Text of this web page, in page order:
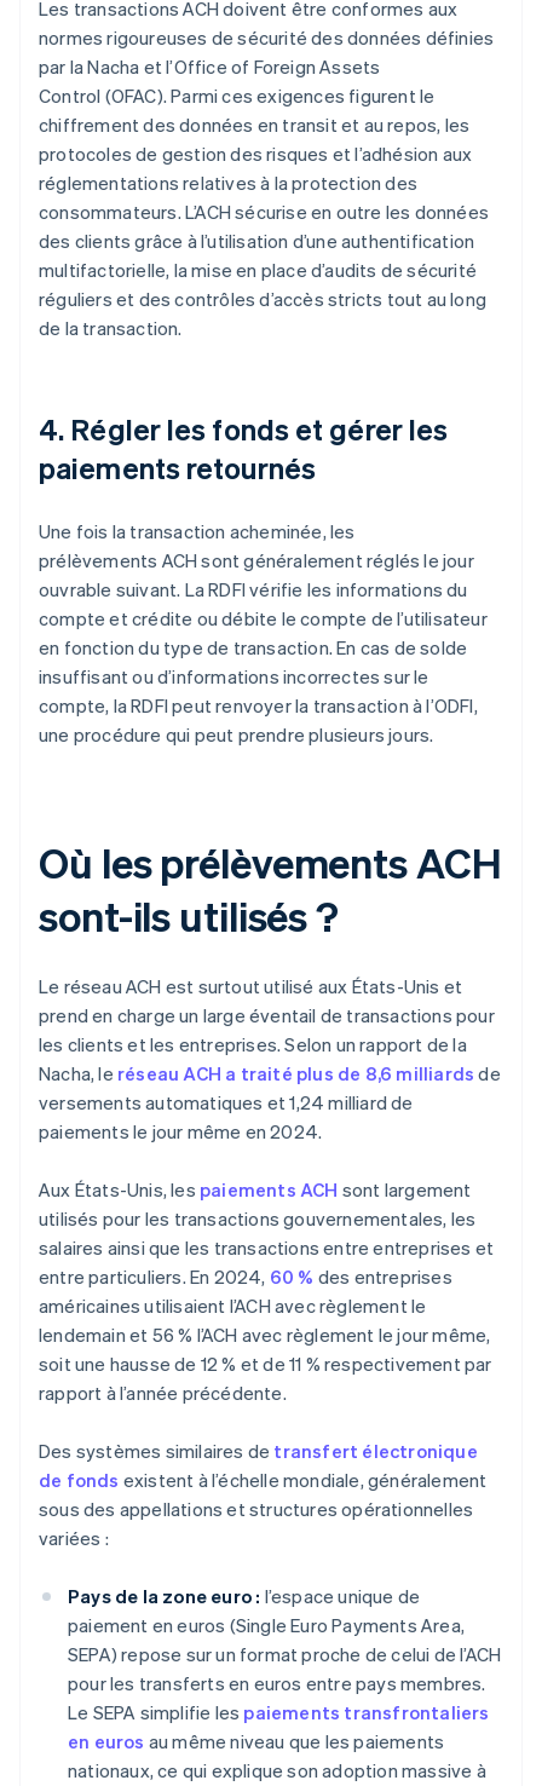
Les transactions ACH doivent être conformes aux
normes rigoureuses de sécurité des données définies
par la Nacha et l’Office of Foreign Assets
Control (OFAC). Parmi ces exigences figurent le
chiffrement des données en transit et au repos, les
protocoles de gestion des risques et l’adhésion aux
réglementations relatives à la protection des
consommateurs. L’ACH sécurise en outre les données
des clients grâce à l’utilisation d’une authentification
multifactorielle, la mise en place d’audits de sécurité
réguliers et des contrôles d’accès stricts tout au long
de la transaction.
4. Régler les fonds et gérer les
paiements retournés
Une fois la transaction acheminée, les
prélèvements ACH sont généralement réglés le jour
ouvrable suivant. La RDFI vérifie les informations du
compte et crédite ou débite le compte de l’utilisateur
en fonction du type de transaction. En cas de solde
insuffisant ou d’informations incorrectes sur le
compte, la RDFI peut renvoyer la transaction à l’ODFI,
une procédure qui peut prendre plusieurs jours.
Où les prélèvements ACH
sont-ils utilisés ?
Le réseau ACH est surtout utilisé aux États-Unis et
prend en charge un large éventail de transactions pour
les clients et les entreprises. Selon un rapport de la
Nacha, le réseau ACH a traité plus de 8,6 milliards de
versements automatiques et 1,24 milliard de
paiements le jour même en 2024.
Aux États-Unis, les paiements ACH sont largement
utilisés pour les transactions gouvernementales, les
salaires ainsi que les transactions entre entreprises et
entre particuliers. En 2024, 60 % des entreprises
américaines utilisaient l’ACH avec règlement le
lendemain et 56 % l’ACH avec règlement le jour même,
soit une hausse de 12 % et de 11 % respectivement par
rapport à l’année précédente.
Des systèmes similaires de transfert électronique
de fonds existent à l’échelle mondiale, généralement
sous des appellations et structures opérationnelles
variées :
Pays de la zone euro : l’espace unique de
paiement en euros (Single Euro Payments Area,
SEPA) repose sur un format proche de celui de l’ACH
pour les transferts en euros entre pays membres.
Le SEPA simplifie les paiements transfrontaliers
en euros au même niveau que les paiements
nationaux, ce qui explique son adoption massive à